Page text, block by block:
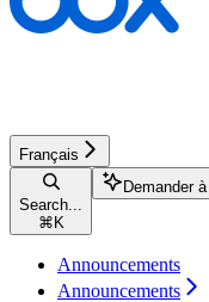
Français
Search...
⌘ K
Demander
Announcements
Announcements